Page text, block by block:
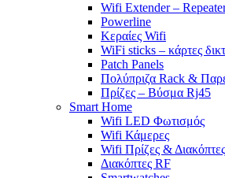
Wifi Extender –
Powerline
Κεραίες Wifi
WiFi sticks – κάρτες
Patch Panels
Πολύπριζα Rack &
Πρίζες – Βύσμα Rj45
Smart Home
Wifi LED Φωτισμός
Wifi Κάμερες
Wifi Πρίζες & Διακόπτες
Διακόπτες RF